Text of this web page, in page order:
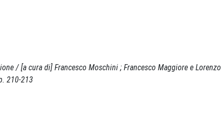
/ [a cura di] Francesco Moschini ; Francesco Maggiore e Lorenzo
210-213